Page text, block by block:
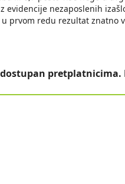
evidencije nezaposlenih
u prvom redu rezultat znatno
pretplatnicima.